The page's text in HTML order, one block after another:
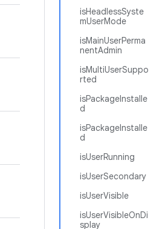
isHeadlessSyste
mUserMode
isMainUserPerma
nentAdmin
isMultiUserSuppo
rted
isPackageInstalle
d
isPackageInstalle
d
isUserRunning
isUserSecondary
isUserVisible
isUserVisibleOnDi
splay